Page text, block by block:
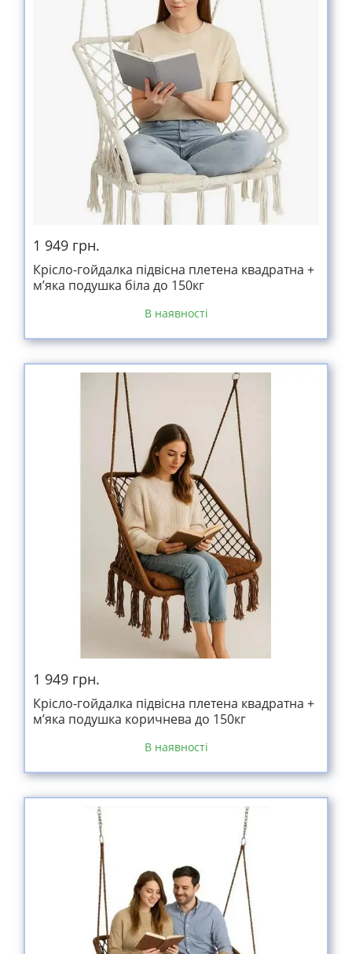
1 949 грн.
Крісло-гойдалка підвісна плетена квадратна +
м’яка подушка біла до 150кг
В наявності
1 949 грн.
Крісло-гойдалка підвісна плетена квадратна +
м’яка подушка коричнева до 150кг
В наявності